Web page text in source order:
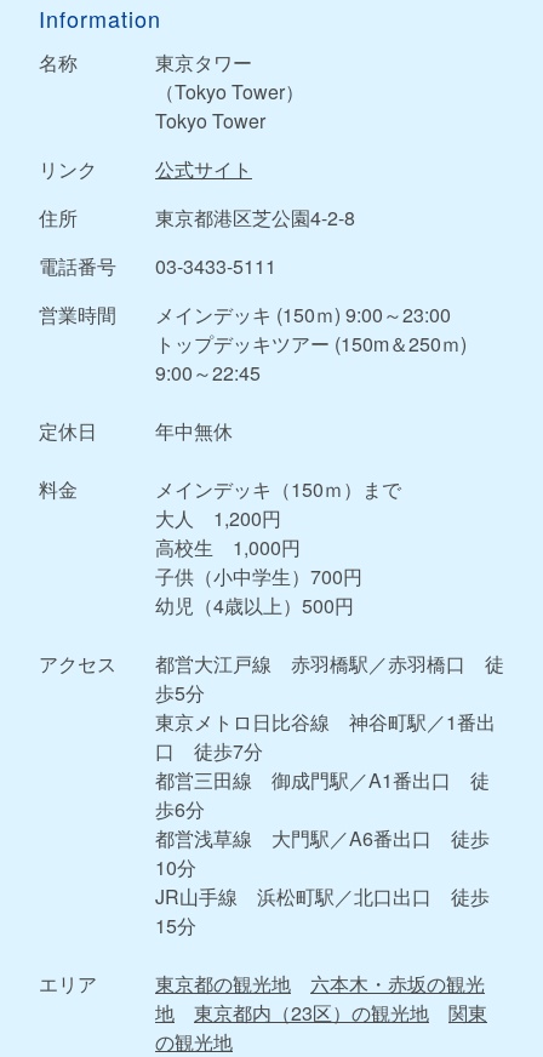
Information
名称
東京タワー
（Tokyo Tower）
Tokyo Tower
リンク
公式サイト
住所
東京都港区芝公園4-2-8
電話番号
03-3433-5111
営業時間
メインデッキ (150ｍ) 9:00～23:00
トップデッキツアー (150m＆250ｍ)
9:00～22:45
定休日 年中無休
料金
メインデッキ（150ｍ）まで
大人 1,200円
高校生 1,000円
子供（小中学生）700円
幼児（4歳以上）500円
アクセス
都営大江戸線 赤羽橋駅／赤羽橋口 徒
歩5分
東京メトロ日比谷線 神谷町駅／1番出
口 徒歩7分
都営三田線 御成門駅／A1番出口 徒
歩6分
都営浅草線 大門駅／A6番出口 徒歩
10分
JR山手線 浜松町駅／北口出口 徒歩
15分
エリア 東京都の観光地
六本木・赤坂の観光
地
東京都内（23区）の観光地
関東
の観光地